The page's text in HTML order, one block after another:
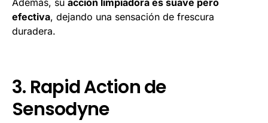
Además, su acción limpiadora es suave pero
efectiva, dejando una sensación de frescura
duradera.
3. Rapid Action de
Sensodyne